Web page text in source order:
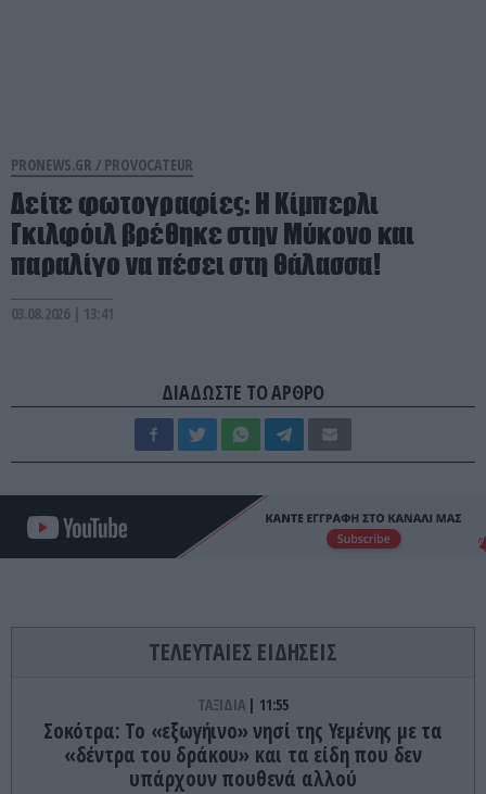
PRONEWS.GR / PROVOCATEUR
Δείτε φωτογραφίες: Η Κίμπερλι
Γκιλφόιλ βρέθηκε στην Μύκονο και
παραλίγο να πέσει στη θάλασσα!
03.08.2026 | 13:41
ΔΙΑΔΩΣΤΕ ΤΟ ΑΡΘΡΟ
ΤΕΛΕΥΤΑΙΕΣ ΕΙΔΗΣΕΙΣ
ΤΑΞΙΔΙΑ 11:55
Σοκότρα: Το «εξωγήινο» νησί της Υεμένης με τα
«δέντρα του δράκου» και τα είδη που δεν
υπάρχουν πουθενά αλλού